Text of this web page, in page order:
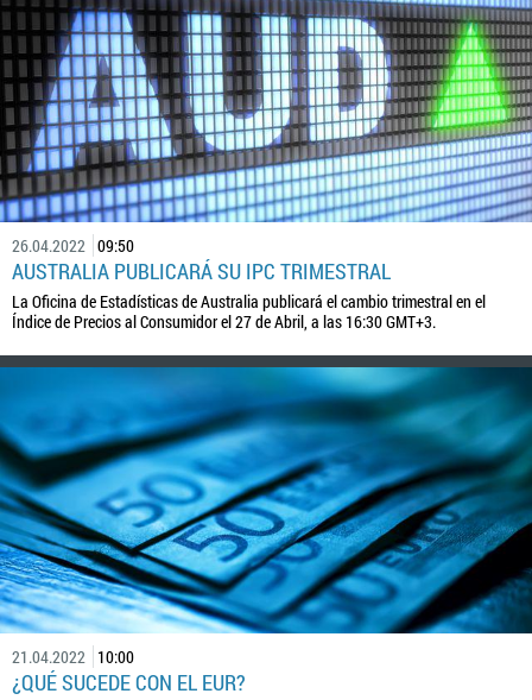
26.04.2022 09:50
AUSTRALIA PUBLICARÁ SU IPC TRIMESTRAL
La Oficina de Estadísticas de Australia publicará el cambio trimestral en el
Índice de Precios al Consumidor el 27 de Abril, a las 16:30 GMT+3.
21.04.2022 10:00
¿QUÉ SUCEDE CON EL EUR?